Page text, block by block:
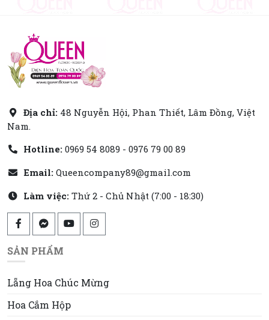
Địa chỉ: 48 Nguyễn Hội, Phan Thiết, Lâm Đồng, Việt
Nam.
Hotline: 0969 54 8089 - 0976 79 00 89
Email: Queencompany89@gmail.com
Làm việc: Thứ 2 - Chủ Nhật (7:00 - 18:30)
SẢN PHẨM
Lẵng Hoa Chúc Mừng
Hoa Cắm Hộp